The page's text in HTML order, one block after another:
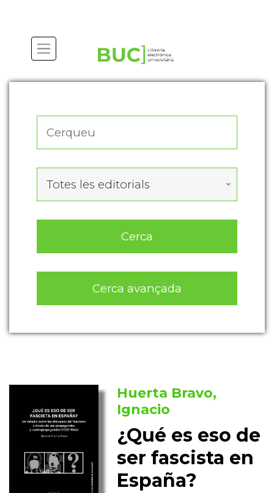
Totes les editorials
Cerca
Cerca avançada
Huerta Bravo,
Ignacio
¿Qué es eso de
ser fascista en
España?